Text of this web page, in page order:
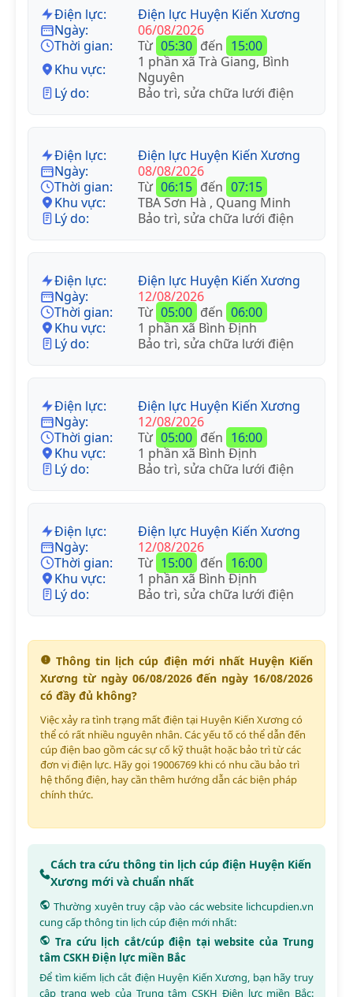
Điện lực:
Điện lực Huyện Kiến Xương
Ngày:
06/08/2026
Thời gian:
Từ 05:30 đến 15:00
Khu vực:
1 phần xã Trà Giang, Bình
Nguyên
Lý do:
Bảo trì, sửa chữa lưới điện
Điện lực:
Điện lực Huyện Kiến Xương
Ngày:
08/08/2026
Thời gian:
Từ 06:15 đến 07:15
Khu vực:
TBA Sơn Hà , Quang Minh
Lý do:
Bảo trì, sửa chữa lưới điện
Điện lực:
Điện lực Huyện Kiến Xương
Ngày:
12/08/2026
Thời gian:
Từ 05:00 đến 06:00
Khu vực:
1 phần xã Bình Định
Lý do:
Bảo trì, sửa chữa lưới điện
Điện lực:
Điện lực Huyện Kiến Xương
Ngày:
12/08/2026
Thời gian:
Từ 05:00 đến 16:00
Khu vực:
1 phần xã Bình Định
Lý do:
Bảo trì, sửa chữa lưới điện
Điện lực:
Điện lực Huyện Kiến Xương
Ngày:
12/08/2026
Thời gian:
Từ 15:00 đến 16:00
Khu vực:
1 phần xã Bình Định
Lý do:
Bảo trì, sửa chữa lưới điện
Thông tin lịch cúp điện mới nhất Huyện Kiến
Xương từ ngày 06/08/2026 đến ngày 16/08/2026
có đầy đủ không?
Việc xảy ra tình trạng mất điện tại Huyện Kiến Xương có
thể có rất nhiều nguyên nhân. Các yếu tố có thể dẫn đến
cúp điện bao gồm các sự cố kỹ thuật hoặc bảo trì từ các
đơn vị điện lực. Hãy gọi 19006769 khi có nhu cầu bảo trì
hệ thống điện, hay cần thêm hướng dẫn các biện pháp
chính thức.
Cách tra cứu thông tin lịch cúp điện Huyện Kiến
Xương mới và chuẩn nhất
Thường xuyên truy cập vào các website lichcupdien.vn
cung cấp thông tin lịch cúp điện mới nhất:
Tra cứu lịch cắt/cúp điện tại website của Trung
tâm CSKH Điện lực miền Bắc
Để tìm kiếm lịch cắt điện Huyện Kiến Xương, bạn hãy truy
cập trang web của Trung tâm CSKH Điện lực miền Bắc: